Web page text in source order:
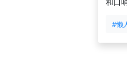
和口
#懒